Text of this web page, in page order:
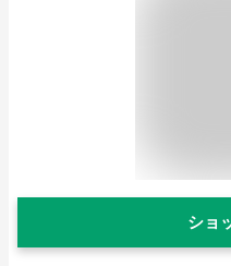
ショ